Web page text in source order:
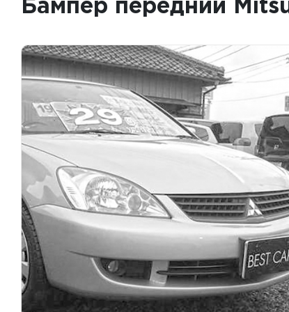
Бампер передний